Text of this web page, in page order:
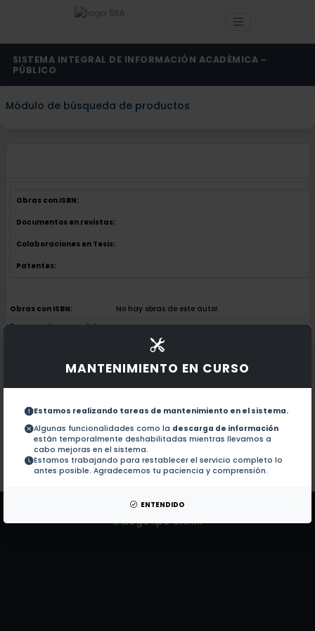
MANTENIMIENTO EN CURSO
Estamos realizando tareas de mantenimiento en el sistema.
Algunas funcionalidades como la descarga de información
están temporalmente deshabilitadas mientras llevamos a
cabo mejoras en el sistema.
Estamos trabajando para restablecer el servicio completo lo
antes posible. Agradecemos tu paciencia y comprensión.
ENTENDIDO
SISTEMA INTEGRAL DE INFORMACIÓN ACADÉMICA -
PÚBLICO
Módulo de búsqueda de productos
Obras con ISBN:
Documentos en revistas:
Colaboraciones en Tesis:
Patentes:
Obras con ISBN:
No hay obras de este autor.
Documentos en revistas:
A GIS-based assessment of the
Colaboraciones en Tesis:
No hay tesis de este autor.